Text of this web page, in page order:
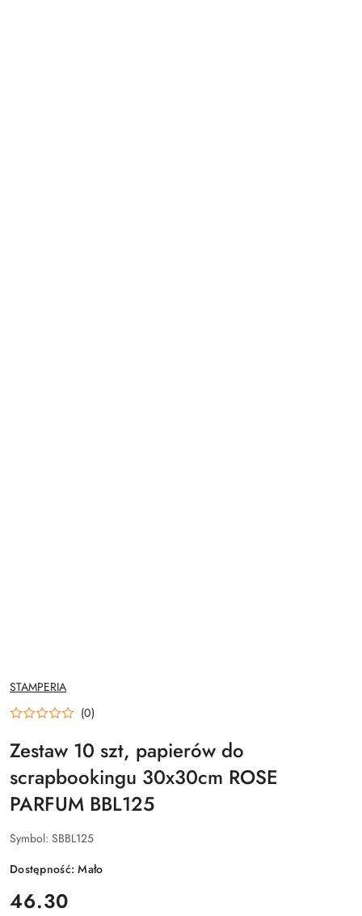
NAZWA
PRODUCENTA:
STAMPERIA
(0)
Zestaw 10 szt, papierów do
scrapbookingu 30x30cm ROSE
PARFUM BBL125
Symbol: SBBL125
Dostępność:Mało
cena:
46.30